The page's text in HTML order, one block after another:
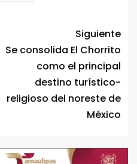
Siguiente
Se consolida El Chorrito
como el principal
destino turístico-
religioso del noreste de
México